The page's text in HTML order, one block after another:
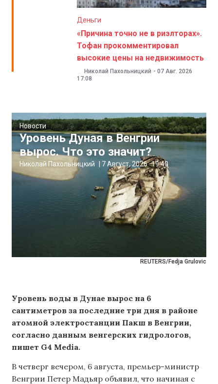
Деньги
«Причина точно не в риэлторах».
Тофан прокомментировал
высокие цены на недвижимость
Николай Пахольницкий - 07 Авг. 2026
17:08
REUTERS/Fedja Grulovic
Новости
Уровень Дуная в Венгрии
вырос. Что это значит?
Николай Пахольницкий 7 Август, 2026 19:40
Уровень воды в Дунае вырос на 6
сантиметров за последние три дня в районе
атомной электростанции Пакш в Венгрии,
согласно данным венгерских гидрологов,
пишет G4 Media.
В четверг вечером, 6 августа, премьер-министр
Венгрии Петер Мадьяр объявил, что начиная с